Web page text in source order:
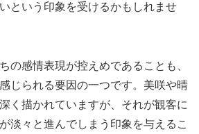
という印象を受けるかもしれませ
の感情表現が控えめであることも、
じられる要因の一つです。美咲や晴
く描かれていますが、それが観客に
淡々と進んでしまう印象を与えるこ